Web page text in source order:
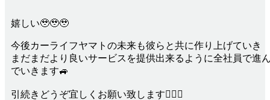
嬉しい🥹🥹🥹
今後カーライフヤマトの未来も彼らと共に作り上げていき
まだまだより良いサービスを提供出来るように全社員で進
でいきます🚙
引続きどうぞ宜しくお願い致します🙇‍♀️✨